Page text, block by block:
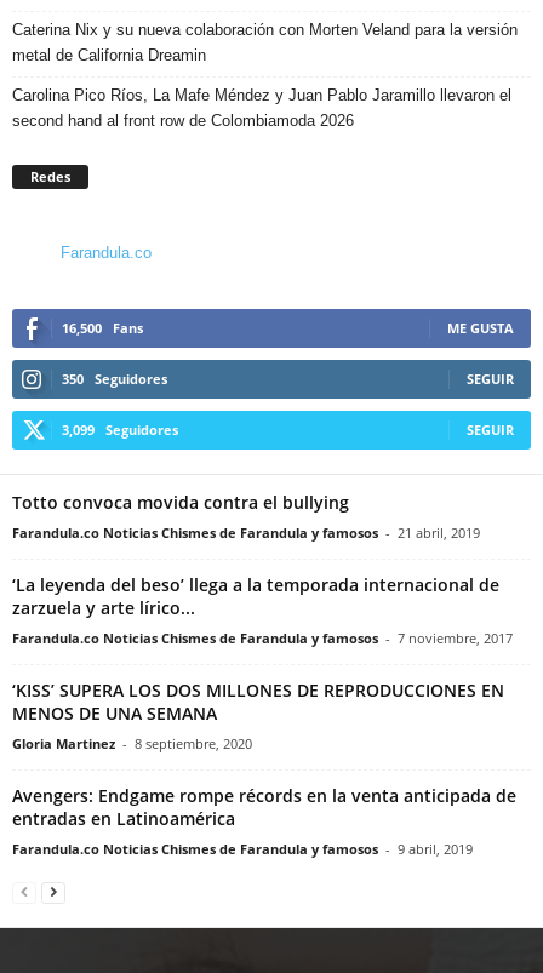
Caterina Nix y su nueva colaboración con Morten Veland para la versión
metal de California Dreamin
Carolina Pico Ríos, La Mafe Méndez y Juan Pablo Jaramillo llevaron el
second hand al front row de Colombiamoda 2026
Redes
Farandula.co
16,500 Fans ME GUSTA
350 Seguidores SEGUIR
3,099 Seguidores SEGUIR
Totto convoca movida contra el bullying
Farandula.co Noticias Chismes de Farandula y famosos - 21 abril, 2019
‘La leyenda del beso’ llega a la temporada internacional de
zarzuela y arte lírico...
Farandula.co Noticias Chismes de Farandula y famosos - 7 noviembre, 2017
‘KISS’ SUPERA LOS DOS MILLONES DE REPRODUCCIONES EN
MENOS DE UNA SEMANA
Gloria Martinez - 8 septiembre, 2020
Avengers: Endgame rompe récords en la venta anticipada de
entradas en Latinoamérica
Farandula.co Noticias Chismes de Farandula y famosos - 9 abril, 2019